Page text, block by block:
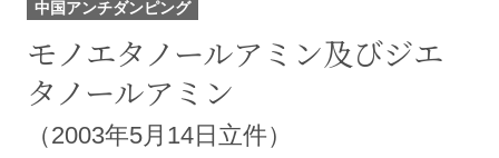
中国アンチダンピング
モノエタノールアミン及びジエ
タノールアミン
（2003年5月14日立件）